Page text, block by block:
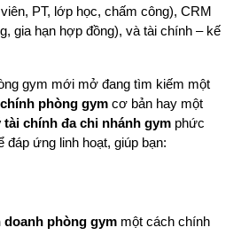
PT, lớp học, chấm công), CRM
gia hạn hợp đồng), và tài chính – kế
phòng gym cơ bản hay một
tài chính đa chi nhánh gym phức
đáp ứng linh hoạt, giúp bạn:
doanh phòng gym một cách chính